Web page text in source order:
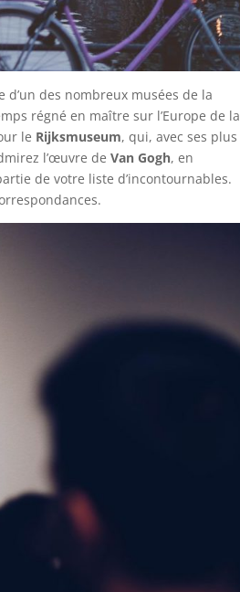
des nombreux musées de la
régné en maître sur l’Europe de la
le Rijksmuseum, qui, avec ses plus
l’œuvre deVan Gogh, en
de votre liste d’incontournables.